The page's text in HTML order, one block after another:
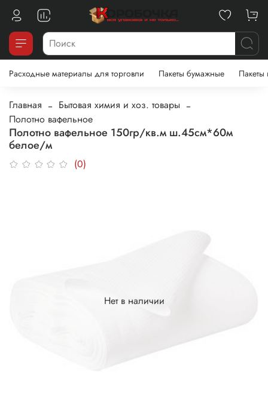
Расходные материалы для торговли Пакеты бумажные Пакеты
Главная
Бытовая химия и хоз. товары
Полотно вафельное
Полотно вафельное 150гр/кв.м ш.45см*60м
белое/м
(0)
Нет в наличии